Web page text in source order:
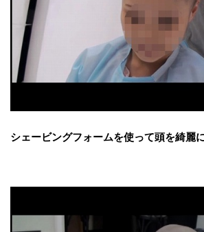
シェービングフォームを使って頭を綺麗